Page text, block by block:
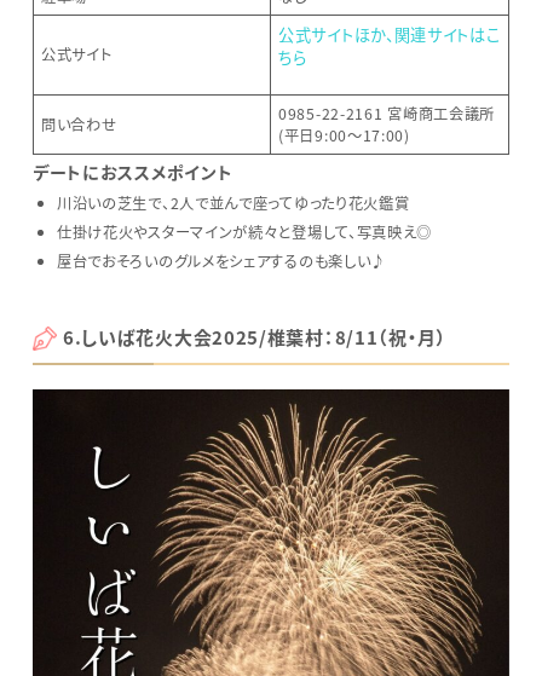
公式サイト
公式サイトほか、関連サイトはこ
ちら
問い合わせ
0985-22-2161 宮崎商工会議所
(平日9:00～17:00)
デートにおススメポイント
川沿いの芝生で、2人で並んで座ってゆったり花火鑑賞
仕掛け花火やスターマインが続々と登場して、写真映え◎
屋台でおそろいのグルメをシェアするのも楽しい♪
6.しいば花火大会2025/椎葉村：8/11（祝・月）